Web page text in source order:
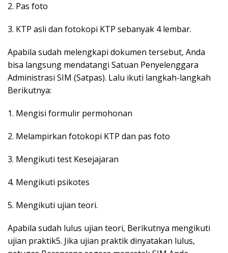
2. Pas foto
3. KTP asli dan fotokopi KTP sebanyak 4 lembar.
Apabila sudah melengkapi dokumen tersebut, Anda
bisa langsung mendatangi Satuan Penyelenggara
Administrasi SIM (Satpas). Lalu ikuti langkah-langkah
Berikutnya:
1. Mengisi formulir permohonan
2. Melampirkan fotokopi KTP dan pas foto
3. Mengikuti test Kesejajaran
4. Mengikuti psikotes
5. Mengikuti ujian teori.
Apabila sudah lulus ujian teori, Berikutnya mengikuti
ujian praktik5. Jika ujian praktik dinyatakan lulus,